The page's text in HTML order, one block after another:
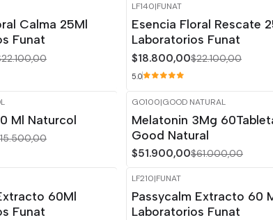
Calma 25Ml
Funat
-15%
LF140|FUNAT
Esencia Floral Rescate
Laboratorios Funat
$18.800,00$22.100,00
5.0
Ml Naturcol
-15% OFF
GO100|GOOD NATURAL
Melatonin 3Mg
Good Natural
$51.900,00$61.000,00
60Ml
Funat
-15%
LF210|FUNAT
Passycalm Extracto 60
Laboratorios Funat